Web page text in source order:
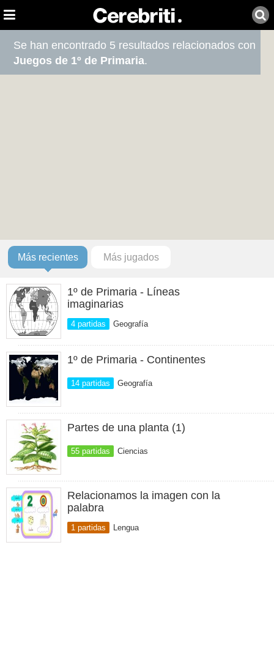
Se han encontrado 5 resultados relacionados con
Juegos de 1º de Primaria.
Más recientes Más jugados
1º de Primaria - Líneas
imaginarias
4 partidas Geografía
1º de Primaria - Continentes
14 partidas Geografía
Partes de una planta (1)
55 partidas Ciencias
Relacionamos la imagen con la
palabra
1 partidas Lengua